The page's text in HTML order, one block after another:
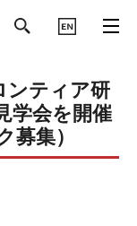
ンティア研
学会を開催
募集）